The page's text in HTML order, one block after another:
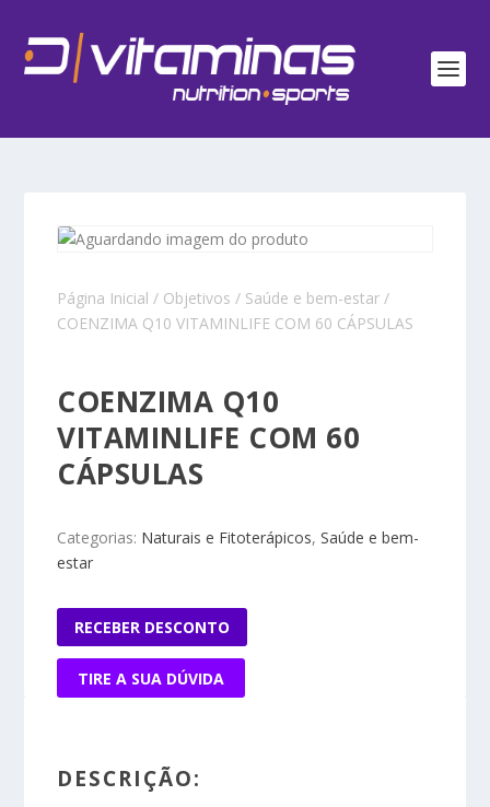
Página Inicial / Objetivos / Saúde e bem-estar /
COENZIMA Q10 VITAMINLIFE COM 60 CÁPSULAS
COENZIMA Q10
VITAMINLIFE COM 60
CÁPSULAS
Categorias: Naturais e Fitoterápicos,Saúde e bem-
estar
RECEBER DESCONTO
TIRE A SUA DÚVIDA
DESCRIÇÃO: